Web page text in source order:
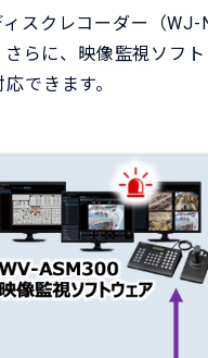
スクレコーダー（WJ-
らに、映像監視ソフト
できます。